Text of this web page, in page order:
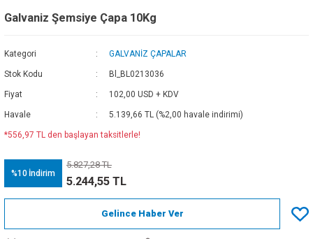
Galvaniz Şemsiye Çapa 10Kg
Kategori GALVANİZ ÇAPALAR
Stok Kodu Bl_BL0213036
Fiyat 102,00 USD + KDV
Havale 5.139,66 TL (%2,00 havale indirimi)
*556,97 TL den başlayan taksitlerle!
%10 İndirim
5.827,28 TL
5.244,55 TL
Gelince Haber Ver